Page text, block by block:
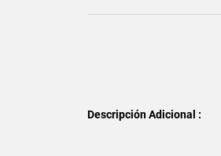
Descripción Adicional :